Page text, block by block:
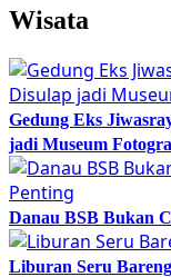
Wisata
Gedung Eks
jadi Museum
Danau BSB Bukan
Liburan Seru